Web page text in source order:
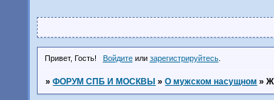
Привет, Гость! Войдитеили зарегистрируйтесь.
»ФОРУМ СПБ И МОСКВЫ »О мужском насущном »